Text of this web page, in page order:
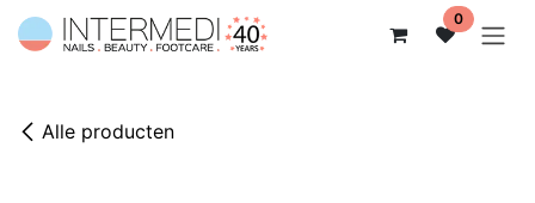
Overslaan naar inhoud 0
Alle producten